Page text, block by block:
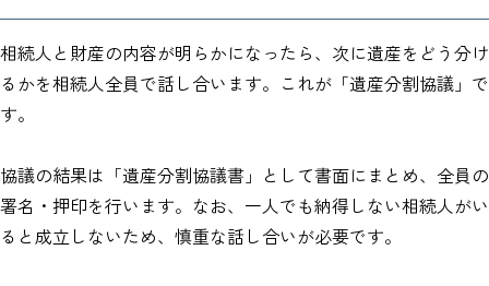
相続人と財産の内容が明らかになったら、次に遺産をどう分け
るかを相続人全員で話し合います。これが「遺産分割協議」で
す。
協議の結果は「遺産分割協議書」として書面にまとめ、全員の
署名・押印を行います。なお、一人でも納得しない相続人がい
ると成立しないため、慎重な話し合いが必要です。